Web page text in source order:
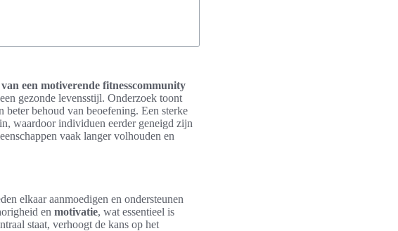
een motiverende fitnesscommunity
gezonde levensstijl. Onderzoek toont
beter behoud van beoefening. Een sterke
waardoor individuen eerder geneigd zijn
vaak langer volhouden en
elkaar aanmoedigen en ondersteunen
en motivatie, wat essentieel is
staat, verhoogt de kans op het